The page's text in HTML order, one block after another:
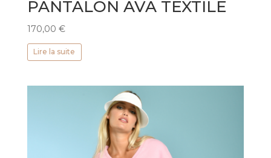
PANTALON AVA TEXTILE
170,00 €
Lire la suite